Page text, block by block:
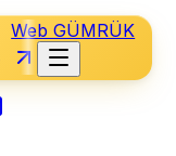
Web GÜMRÜK